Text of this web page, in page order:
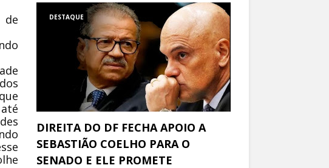
de
DESTAQUE
DIREITA DO DF FECHA APOIO A
SEBASTIÃO COELHO PARA O
SENADO E ELE PROMETE